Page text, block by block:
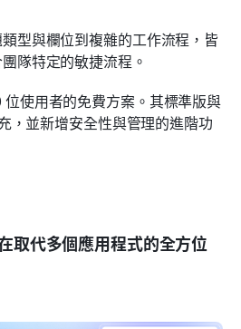
型與欄位到複雜的工作流程，皆
隊特定的敏捷流程。
使用者的免費方案。其標準版與
，並新增安全性與管理的進階功
取代多個應用程式的全方位